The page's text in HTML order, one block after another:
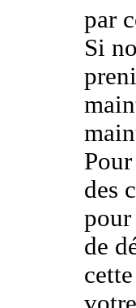
par
Si
des
pour
de